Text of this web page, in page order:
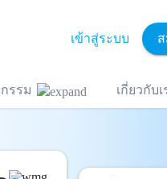
เข้าสู่ระบบ
รรม เกี่ยวกับเ